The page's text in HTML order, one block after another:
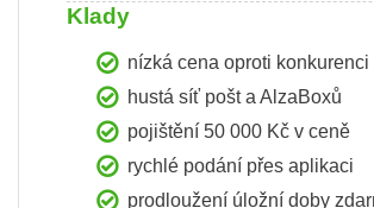
Klady
nízká cena oproti konkurenci
hustá síť pošt a AlzaBoxů
pojištění 50 000 Kč v ceně
rychlé podání přes aplikaci
prodloužení úložní doby